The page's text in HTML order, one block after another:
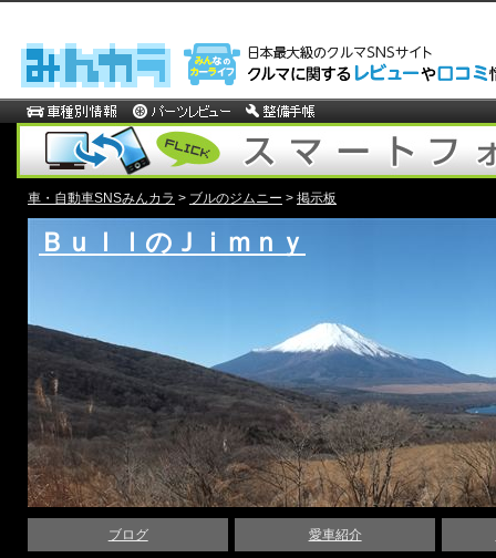
車・自動車SNSみんカラ > ブルのジムニー > 掲示板
ＢｕｌｌのＪｉｍｎｙ
ブログ 愛車紹介